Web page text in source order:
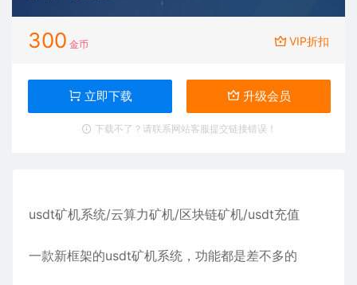
300 金币 VIP折扣
立即下载 升级会员
下载不了？请联系网站客服提交链接错误！
usdt矿机系统/云算力矿机/区块链矿机/usdt充值
一款新框架的usdt矿机系统，功能都是差不多的